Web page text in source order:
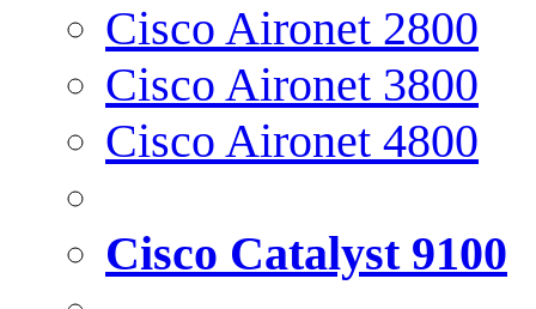
Cisco Aironet 2800
Cisco Aironet 3800
Cisco Aironet 4800
Cisco Catalyst 9100